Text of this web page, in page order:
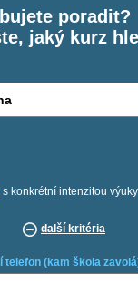
poradit?
jaký kurz
s konkrétní intenzitou výuky
další kritéria
telefon (kam škola